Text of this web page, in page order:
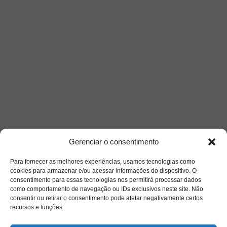
Gerenciar o consentimento
Para fornecer as melhores experiências, usamos tecnologias como
cookies para armazenar e/ou acessar informações do dispositivo. O
consentimento para essas tecnologias nos permitirá processar dados
como comportamento de navegação ou IDs exclusivos neste site. Não
consentir ou retirar o consentimento pode afetar negativamente certos
recursos e funções.